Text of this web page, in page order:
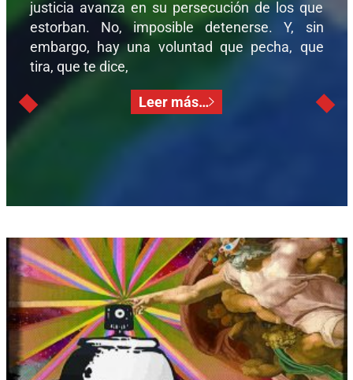
justicia avanza en su persecución de los que
estorban. No, imposible detenerse. Y, sin
embargo, hay una voluntad que pecha, que
tira, que te dice,
Leer más…